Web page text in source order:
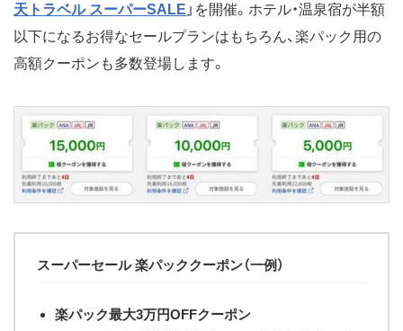
天トラベル スーパーSALE 」を開催。ホテル・温泉宿が半額
以下になるお得なセールプランはもちろん、楽パック用の
高額クーポンも多数登場します。
スーパーセール 楽パッククーポン（一例）
楽パック最大3万円OFFクーポン